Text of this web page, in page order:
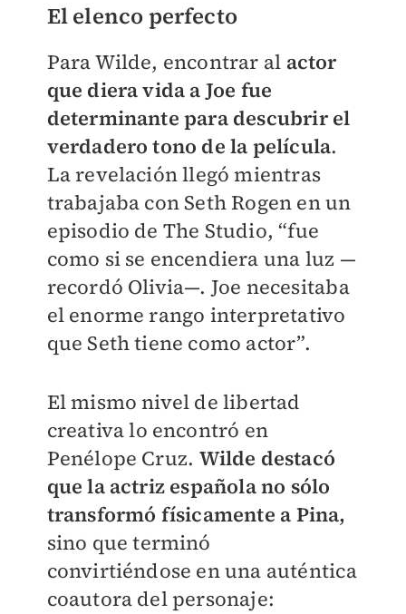
El elenco perfecto
Para Wilde, encontrar al actor
que diera vida a Joe fue
determinante para descubrir el
verdadero tono de la película.
La revelación llegó mientras
trabajaba con Seth Rogen en un
episodio de The Studio, “fue
como si se encendiera una luz —
recordó Olivia—. Joe necesitaba
el enorme rango interpretativo
que Seth tiene como actor”.
El mismo nivel de libertad
creativa lo encontró en
Penélope Cruz. Wilde destacó
que la actriz española no sólo
transformó físicamente a Pina,
sino que terminó
convirtiéndose en una auténtica
coautora del personaje: